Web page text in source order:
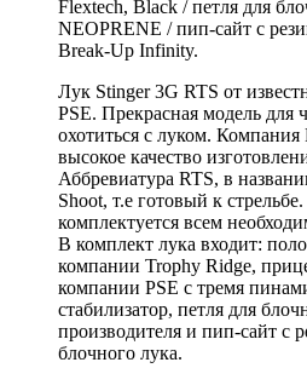
Flextech, Black / петля для
NEOPRENE / пип-сайт с
Break-Up Infinity.
Лук Stinger 3G RTS от
PSE. Прекрасная модель для
охотиться с луком. Компания
высокое качество
Аббревиатура RTS, в
Shoot, т.е готовый к
комплектуется всем
В комплект лука входит:
компании Trophy Ridge,
компании PSE с тремя
стабилизатор, петля для
производителя и пип-сайт с
блочного лука.